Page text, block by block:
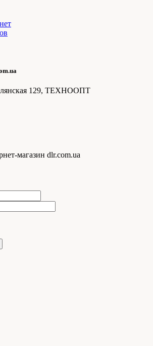
129, ТЕХНООПТ
магазин dlr.com.ua